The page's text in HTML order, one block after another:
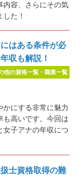
内容、さらにその気
た！
はある条件が必
収も解説！
他の資格一覧・職業一覧
にする非常に魅力
も高いです。今回は
女子アナの年収につ
士資格取得の難